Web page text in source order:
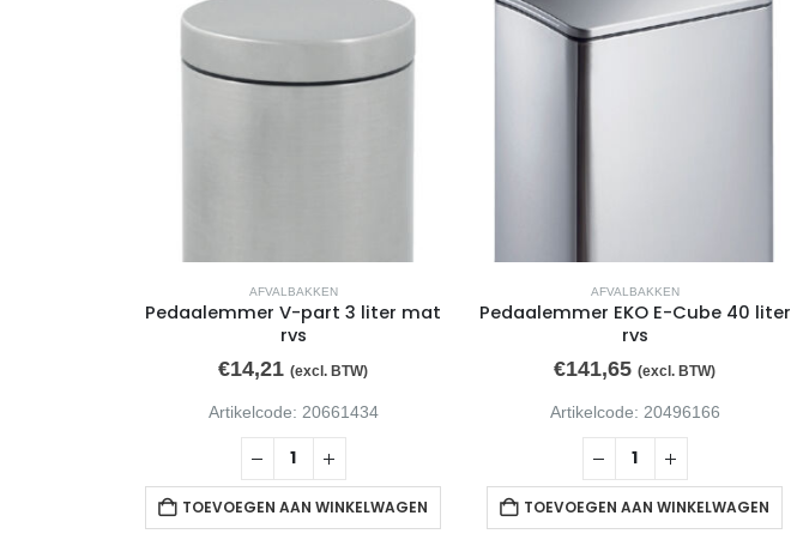
AFVALBAKKEN
Pedaalemmer V-part 3 liter mat
rvs
€14,21 (excl. BTW)
Artikelcode: 20661434
TOEVOEGEN AAN WINKELWAGEN
AFVALBAKKEN
Pedaalemmer EKO E-Cube 40 liter
rvs
€141,65 (excl. BTW)
Artikelcode: 20496166
TOEVOEGEN AAN WINKELWAGEN